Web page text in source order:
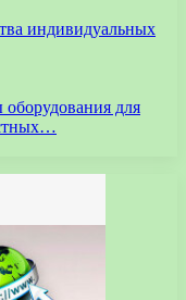
индивидуальных
для